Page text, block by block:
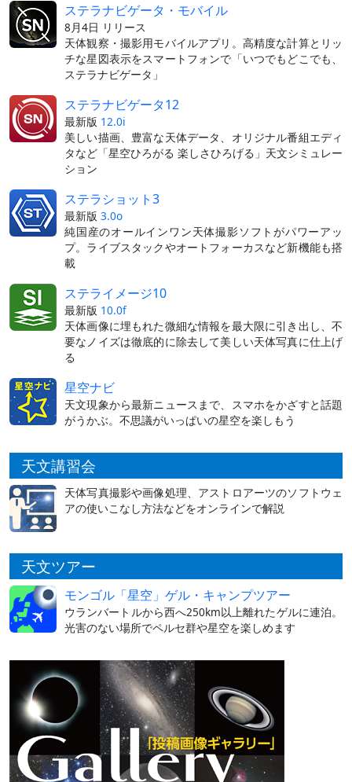
ステラナビゲータ・モバイル
8月4日 リリース
天体観察・撮影用モバイルアプリ。高精度な計算とリッ
チな星図表示をスマートフォンで「いつでもどこでも、
ステラナビゲータ」
ステラナビゲータ12
最新版 12.0i
美しい描画、豊富な天体データ、オリジナル番組エディ
タなど「星空ひろがる 楽しさひろげる」天文シミュレー
ション
ステラショット3
最新版 3.0o
純国産のオールインワン天体撮影ソフトがパワーアッ
プ。ライブスタックやオートフォーカスなど新機能も搭
載
ステライメージ10
最新版 10.0f
天体画像に埋もれた微細な情報を最大限に引き出し、不
要なノイズは徹底的に除去して美しい天体写真に仕上げ
る
星空ナビ
天文現象から最新ニュースまで、スマホをかざすと話題
がうかぶ。不思議がいっぱいの星空を楽しもう
天文講習会
天体写真撮影や画像処理、アストロアーツのソフトウェ
アの使いこなし方法などをオンラインで解説
天文ツアー
モンゴル「星空」ゲル・キャンプツアー
ウランバートルから西へ250km以上離れたゲルに連泊。
光害のない場所でペルセ群や星空を楽しめます